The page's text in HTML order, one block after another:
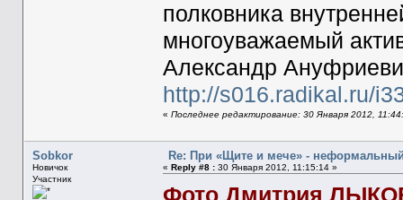
полковника
многоуважаемый
Александр
http://s016.radikal.ru/
« Последнее редактирование: 30 Января 2012,
Sobkor
Новичок
Участник
Re: При «Щите и мече» -
« Reply #8 :30 Января 2012, 11:15:14 »